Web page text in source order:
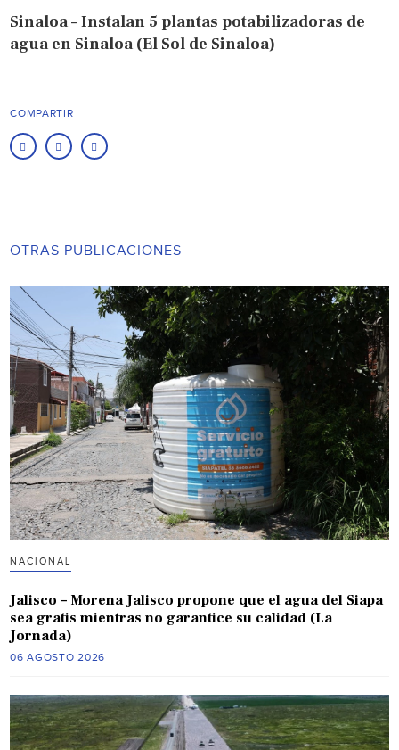
Sinaloa – Instalan 5 plantas potabilizadoras de
agua en Sinaloa (El Sol de Sinaloa)
COMPARTIR
OTRAS PUBLICACIONES
NACIONAL
Jalisco – Morena Jalisco propone que el agua del Siapa
sea gratis mientras no garantice su calidad (La
Jornada)
06 AGOSTO 2026